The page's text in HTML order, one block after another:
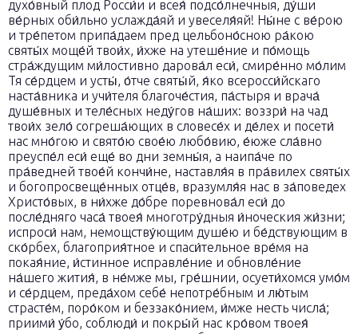
духо́вный плод Росси́и и всея́ подсо́лнечныя, ду́ши
ве́рных оби́льно услажда́яй и увеселя́яй! Ны́не с ве́рою
и тре́петом припа́даем пред цельбоно́сною ра́кою
святы́х моще́й твои́х, и́хже на утеше́ние и по́мощь
стра́ждущим ми́лостивно дарова́л еси́, смире́нно мо́лим
Тя се́рдцем и усты́, о́тче святы́й, я́ко всеросси́йскаго
наста́вника и учи́теля благоче́стия, па́стыря и врача́
душе́вных и теле́сных неду́гов на́ших: воззри́ на чад
твои́х зело́ согреша́ющих в словесе́х и де́лех и посети́
нас мно́гою и свято́ю свое́ю любо́вию, е́юже сла́вно
преуспе́л еси́ еще́ во дни земны́я, а наипа́че по
пра́ведней твое́й кончи́не, наставля́я в пра́вилех святы́х
и богопросвеще́нных отце́в, вразумля́я нас в за́поведех
Христо́вых, в ни́хже до́бре поревнова́л еси́ до
после́дняго часа́ твоея́ многотру́дныя и́ноческия жи́зни;
испроси́ нам, немощству́ющим душе́ю и бе́дствующим в
ско́рбех, благоприя́тное и спаси́тельное вре́мя на
покая́ние, и́стинное исправле́ние и обновле́ние
на́шего жития́, в не́мже мы, гре́шнии, осуети́хомся умо́м
и се́рдцем, преда́хом себе́ непотре́бным и лю́тым
страсте́м, поро́ком и беззако́нием, и́мже несть числа́;
приими́ у́бо, соблюди́ и покры́й нас кро́вом твоея́